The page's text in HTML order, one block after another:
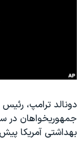
گالری عکس
آرشیو پخش زنده
انتخابات ریاست
اعتراضات زن،
مجموعه مستندهای
تریبونال مردمی آبان ۹۸
زبانهای مختلف
دونالد ترامپ،
جمهوریخواهان در
بهداشتی آمریکا پیش